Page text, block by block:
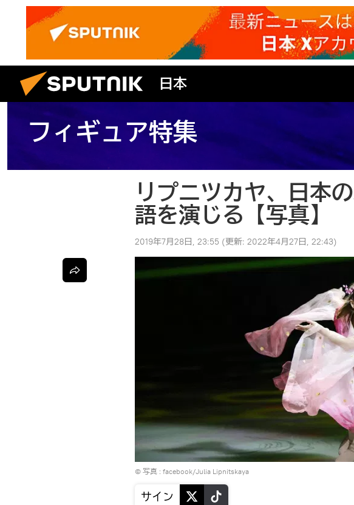
日本
フィギュア特集
リプニツカヤ、日本
語を演じる【写真】
2019年7月28日, 23:55 (更新: 2022年4月27日, 22:43)
© 写真 : facebook/Julia Lipnitskaya
サイン